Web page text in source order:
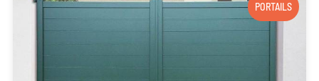
PORTAILS